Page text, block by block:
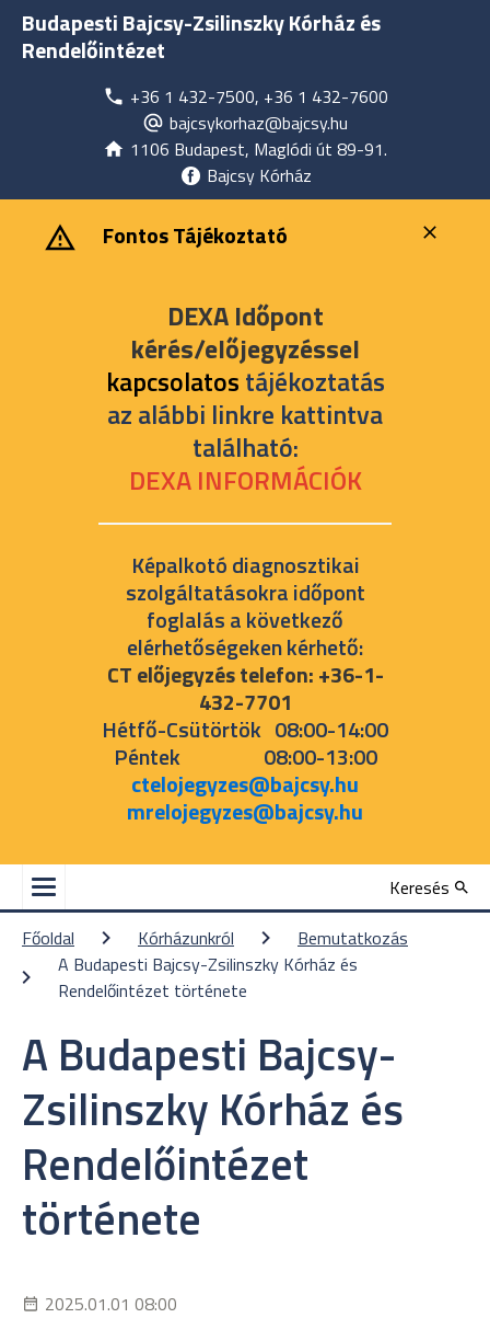
Budapesti Bajcsy-Zsilinszky Kórház és
Rendelőintézet
+36 1 432-7500, +36 1 432-7600
bajcsykorhaz@bajcsy.hu
1106 Budapest, Maglódi út 89-91.
Bajcsy Kórház
‎ ‎Fontos Tájékoztató
DEXA Időpont
kérés/előjegyzéssel
kapcsolatostájékoztatás
az alábbi linkre kattintva
található:
DEXA INFORMÁCIÓK
Képalkotó diagnosztikai
szolgáltatásokra időpont
foglalás a következő
elérhetőségeken kérhető:
CT előjegyzés telefon: +36-1-
432-7701
Hétfő-Csütörtök 08:00-14:00
Péntek 08:00-13:00
ctelojegyzes@bajcsy.hu
mrelojegyzes@bajcsy.hu
Keresés
Főoldal
Kórházunkról
Bemutatkozás
A Budapesti Bajcsy-Zsilinszky Kórház és
Rendelőintézet története
A Budapesti Bajcsy-
Zsilinszky Kórház és
Rendelőintézet
története
2025.01.01 08:00